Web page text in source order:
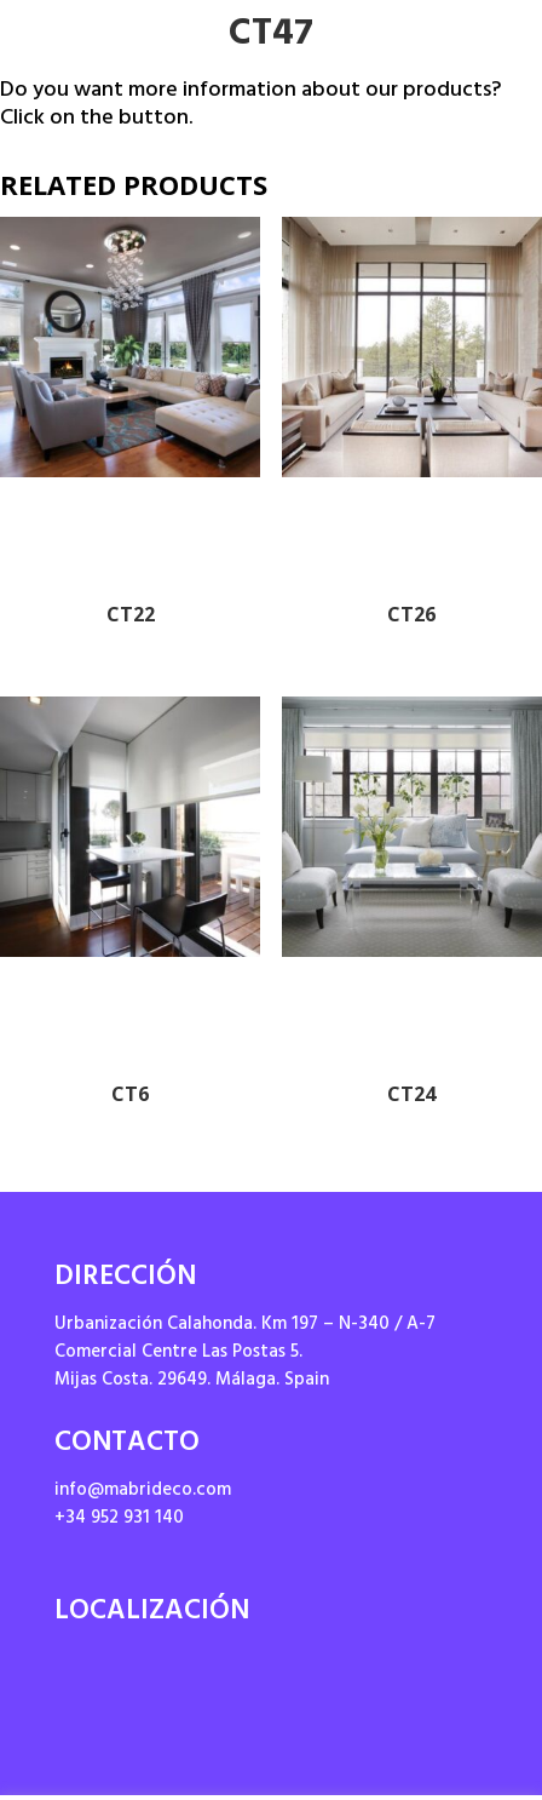
CT47
Do you want more information about our products?
Click on the button.
RELATED PRODUCTS
CT22 CT26
CT6 CT24
DIRECCIÓN
Urbanización Calahonda. Km 197 – N-340 / A-7
Comercial Centre Las Postas 5.
Mijas Costa. 29649. Málaga. Spain
CONTACTO
info@mabrideco.com
+34 952 931 140
LOCALIZACIÓN